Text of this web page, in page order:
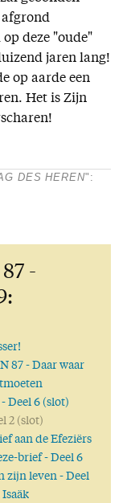
afgrond
deze "oude"
jaren lang!
op aarde een
Het is Zijn
DES HEREN":
-
87 - Daar waar
- Deel 6 (slot)
2 (slot)
aan de Efeziërs
brief- Deel 6
zijn leven- Deel